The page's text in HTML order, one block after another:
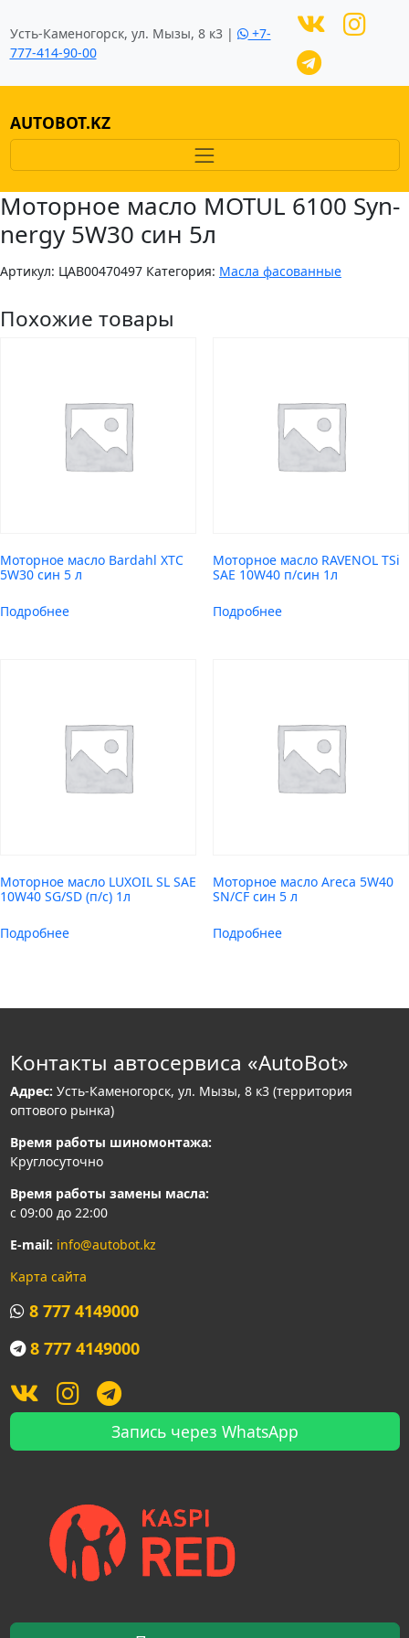
Усть-Каменогорск, ул. Мызы, 8 к3 |
+7-
777-414-90-00
AUTOBOT.KZ
Моторное масло MOTUL 6100 Syn-
nergy 5W30 син 5л
Артикул: ЦAB00470497 Категория: Масла фасованные
Похожие товары
Моторное масло Bardahl XTC
5W30 син 5 л
Подробнее
Моторное масло RAVENOL TSi
SAE 10W40 п/син 1л
Подробнее
Моторное масло LUXOIL SL SAE
10W40 SG/SD (п/с) 1л
Подробнее
Моторное масло Areca 5W40
SN/CF син 5 л
Подробнее
Контакты автосервиса «AutoBot»
Адрес: Усть-Каменогорск, ул. Мызы, 8 к3 (территория
оптового рынка)
Время работы шиномонтажа:
Круглосуточно
Время работы замены масла:
с 09:00 до 22:00
E-mail: info@autobot.kz
Карта сайта
8 777 4149000
8 777 4149000
Запись через WhatsApp